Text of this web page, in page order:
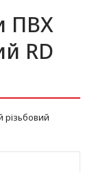
ПВХ
RD